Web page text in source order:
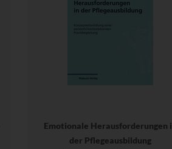
Emotionale Herausforderungen
der Pflegeausbildung